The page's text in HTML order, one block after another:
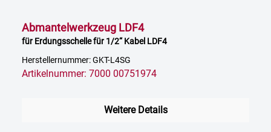
Abmantelwerkzeug LDF4
für Erdungsschelle für 1/2“ Kabel LDF4
Herstellernummer: GKT-L4SG
Artikelnummer: 7000 00751974
Weitere Details